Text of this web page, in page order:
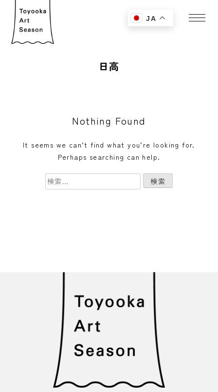
JA
日高
Nothing Found
It seems we can’t find what you’re looking for.
Perhaps searching can help.
検
索: